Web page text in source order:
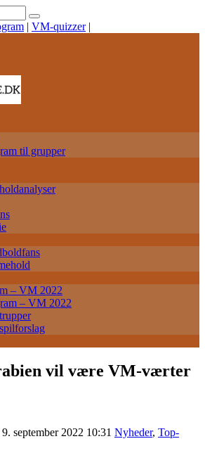
| VM-quizzer |
til grupper
– VM 2022
– VM 2022
vil være VM-værter
9. september 2022 10:31 Nyheder, Top-